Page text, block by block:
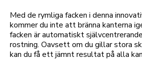
Med de rymliga facken i denna
kommer du inte att bränna kanterna
facken är automatiskt
rostning. Oavsett om du gillar stora
kan du få ett jämnt resultat på alla